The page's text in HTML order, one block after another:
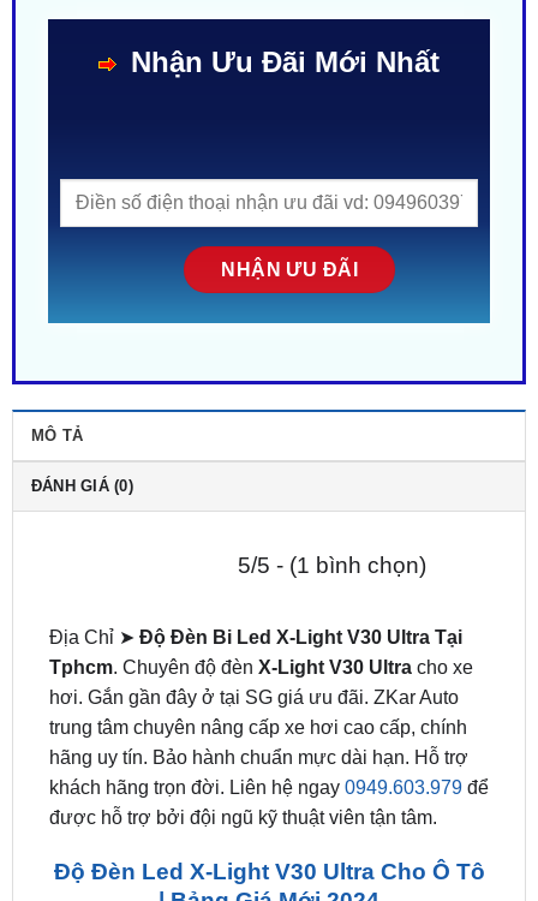
0987 801 029
5/5 - (1 bình chọn)
Địa Chỉ ➤Độ Đèn Bi Led X-Light V30 Ultra Tại
Tphcm. Chuyên độ đènX-Light V30 Ultracho xe
hơi. Gắn gần đây ở tại SG giá ưu đãi. ZKar Auto
trung tâm chuyên nâng cấp xe hơi cao cấp, chính
khách hãng trọn đời. Liên hệ ngay0949.603.979để